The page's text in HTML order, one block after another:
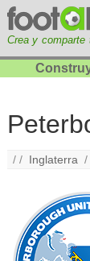
Crea y comparte
/ / Inglaterra /